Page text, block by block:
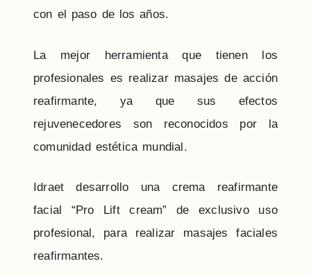
con el paso de los años.
La mejor herramienta que tienen los
profesionales es realizar masajes de acción
reafirmante, ya que sus efectos
rejuvenecedores son reconocidos por la
comunidad estética mundial.
Idraet desarrollo una crema reafirmante
facial “Pro Lift cream” de exclusivo uso
profesional, para realizar masajes faciales
reafirmantes.